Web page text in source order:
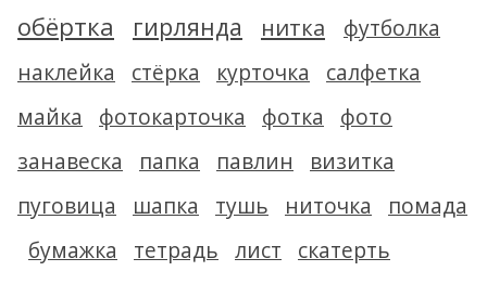
обёртка гирлянда нитка
футболка
наклейка
стёрка курточка
салфетка
майка
фотокарточка фотка
фото
занавеска
папка павлин
визитка
пуговица
шапка тушь ниточка
помада
бумажка
тетрадь лист скатерть